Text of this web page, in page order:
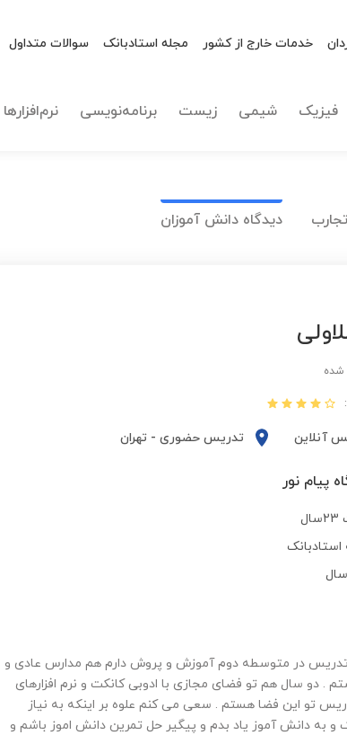
خدمات خارج از کشور مجله استادبانک سوالات متداول
فیزیک شیمی زیست برنامه‌نویسی نرم‌افزارها
تجارب دیدگاه دانش آموزان
شده
آنلاین تدریس حضوری - تهران
پیام نور
هستم 23 سال سابقه تدریس در متوسطه دوم آموزش و پروش دارم هم مدارس عادی و
. دو سال هم تو فضای مجازی با ادوبی کانکت و نرم افزارهای
تو این فضا هستم . سعی می کنم علوه بر اینکه به نیاز
به دانش آموز یاد بدم و پیگیر حل تمرین دانش اموز باشم و